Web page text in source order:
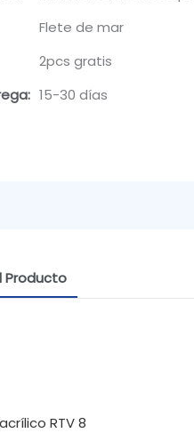
Flete de mar
2pcs gratis
15-30 días
Producto